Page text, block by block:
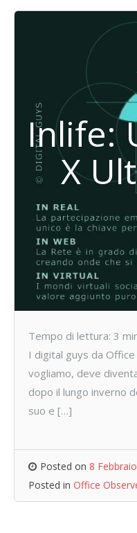
Inlife:
X
Tempo di lettura: 3
I digital guys da
vogliamo, deve
dopo il lungo inverno
suo e […]
Posted on 8
Posted in Office